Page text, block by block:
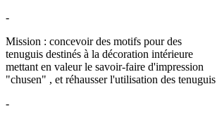
-
Mission : concevoir des motifs pour des
tenuguis destinés à la décoration intérieure
mettant en valeur le savoir-faire d'impression
"chusen" , et réhausser l'utilisation des tenuguis
-